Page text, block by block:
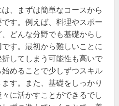
、まずは簡単なコースから
す。例えば、料理やスポー
どんな分野でも基礎からし
す。最初から難しいことに
してしまう可能性も高いで
めることで少しずつスキル
す。また、基礎をしっかり
に活かすことができるでし